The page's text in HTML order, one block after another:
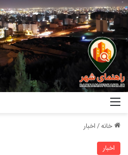
خانه/اخبار
اخبار